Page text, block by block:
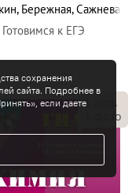
, Бережная,Сажнева
Готовимся к ЕГЭ
1
рец.
фото
сохранения
сайта. Подробнее в
если даете